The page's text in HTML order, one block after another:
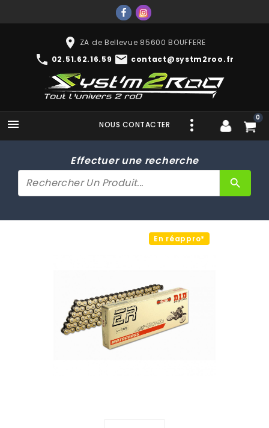
place ZA de Bellevue 85600 BOUFFERE
phone 02.51.62.16.59 mail contact@systm2roo.fr
 0
NOUS CONTACTER
Effectuer une recherche
search
En réappro*